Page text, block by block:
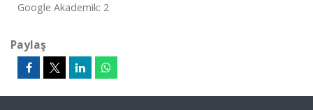
Google Akademik: 2
Paylaş